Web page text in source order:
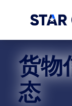
货物
态